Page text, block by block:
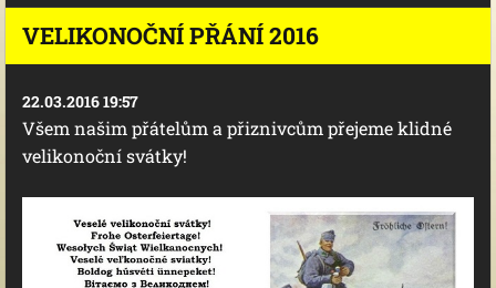
VELIKONOČNÍ PŘÁNÍ 2016
22.03.2016 19:57
Všem našim přátelům a přiznivcům přejeme klidné
velikonoční svátky!